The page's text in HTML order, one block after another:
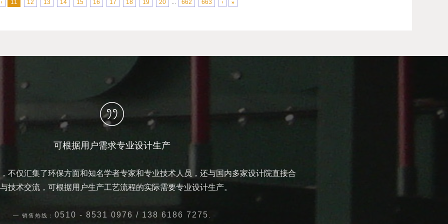
‹ 11 12 13 14 15 16 17 18 19 20 ... 662 663 › »
可根据用户需求专业设计生产
不仅汇集了环保方面和知名学者专家和专业技术人员，还与国内多家设计院直接合
技术交流，可根据用户生产工艺流程的实际需要专业设计生产。
销售热线： 0510 - 8531 0976 / 138 6186 7275